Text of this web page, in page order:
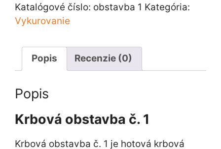
č.
1
Katalógové číslo: obstavba 1 Kategória:
Vykurovanie
Popis Recenzie (0)
Popis
Krbová obstavba č. 1
Krbová obstavba č. 1 je hotová krbová